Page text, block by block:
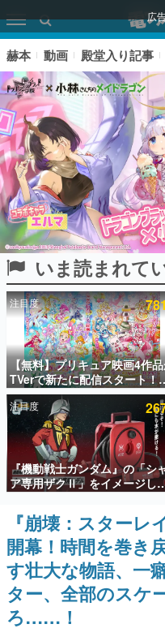
広
ピックアップ
電ファミのいま読まれてい
アプリセール情報
インタビュー
連載・特集一
殿堂入り記事
SNS拡散数が数
ど。多くの人々
事をまとめまし
ゲームの企
名作ゲームクリ
聞きし、ヒット
きます。
赫本
この物語を解い
赫本 動画 殿堂入り記事
いま読まれて
注目度
【無料】プリキュア映画4作
TVerで新たに配信スタート！
んと2018年～2024年の映画
すべてが見放題に、ぶっちゃ
ありえないラインナップ
注目度
『機動戦士ガンダム』の「シ
ア専用ザクⅡ」をイメージし
散水ホースリールが予約開始
本体にはシャアのパーソナルマ
ークやジオン公国軍のエンブレ
ム、型式番号などを配置
『崩壊：スターレ
開幕！時間を巻き
す壮大な物語、一
ター、全部のスケ
ろ……！